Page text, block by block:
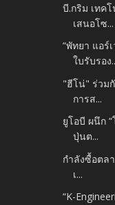
บี.กริม เทค
เสนอโซ...
“พัทยา แอร์
ใบรับรอง
"ฮีโน่" ร่วม
การส...
ยูโอบี ผนึก
ปุ่นต...
กำลังซื้อตล
เ...
“K-